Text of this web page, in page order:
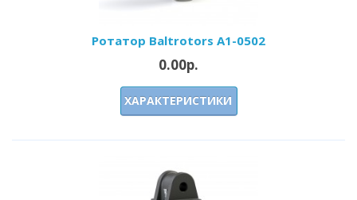
Ротатор Baltrotors A1-0502
0.00р.
ХАРАКТЕРИСТИКИ